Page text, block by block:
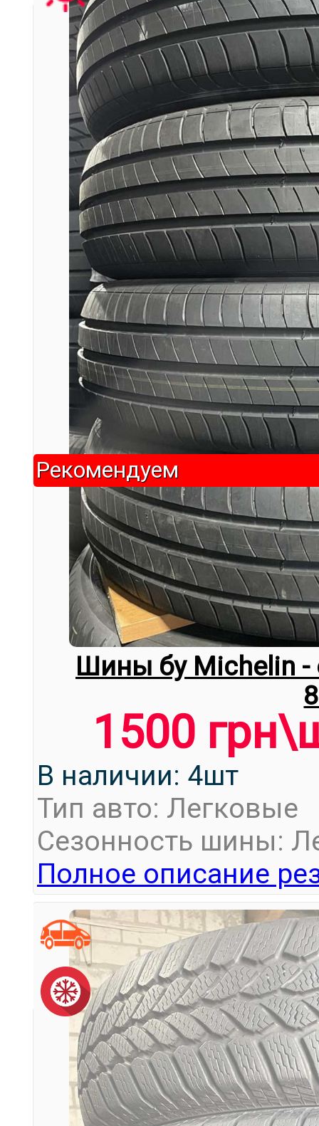
Шины бу Michelin -
Рекомендуем
1500
В наличии: 4шт
Тип авто: Легковые
Сезонность шины:
Полное описание